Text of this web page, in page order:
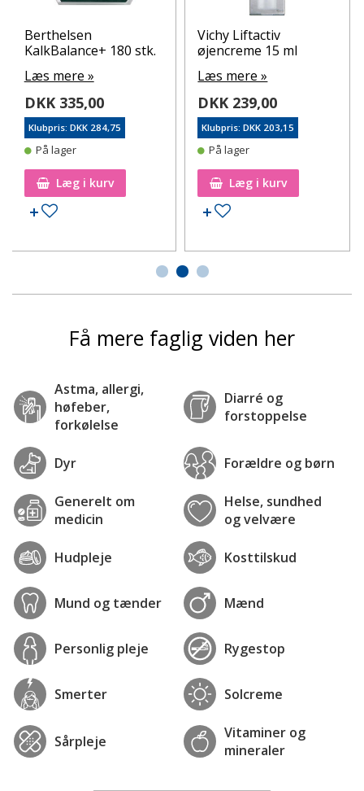
Berthelsen
KalkBalance+ 180 stk.
Læs mere »
DKK 335,00
Klubpris: DKK 284,75
På lager
Læg i kurv
Tilføj til ønskeseddel
Vichy Liftactiv
øjencreme 15 ml
Læs mere »
DKK 239,00
Klubpris: DKK 203,15
På lager
Læg i kurv
Tilføj til ønskeseddel
Få mere faglig viden her
Astma, allergi,
høfeber,
forkølelse
Diarré og
forstoppelse
Dyr Forældre og børn
Generelt om
medicin
Helse, sundhed
og velvære
Hudpleje Kosttilskud
Mund og tænder Mænd
Personlig pleje Rygestop
Smerter Solcreme
Sårpleje
Vitaminer og
mineraler